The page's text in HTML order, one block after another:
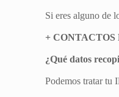
Si eres alguno de
+
¿Qué datos
Podemos tratar tu